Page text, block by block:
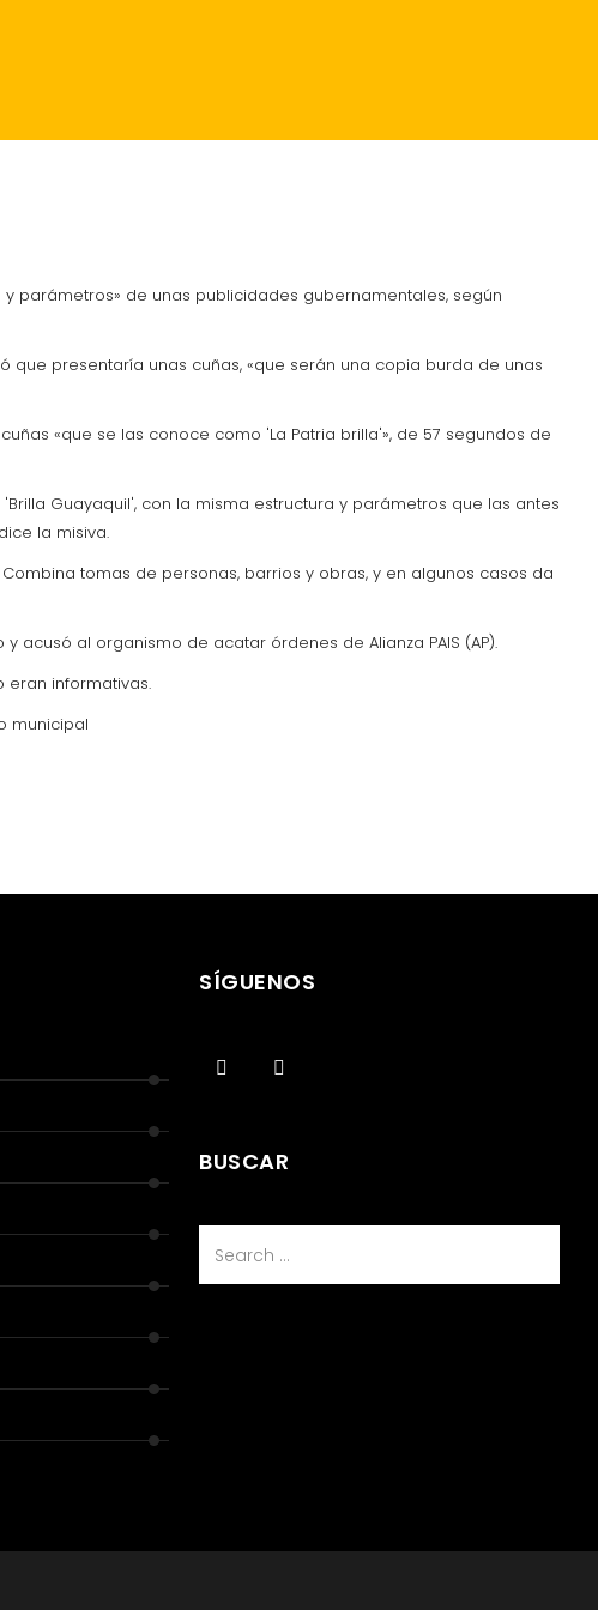
parámetros» de unas publicidades gubernamentales, según
presentaría unas cuñas, «que serán una copia burda de unas
«que se las conoce como 'La Patria brilla'», de 57 segundos de
Guayaquil', con la misma estructura y parámetros que las antes
la misiva.
tomas de personas, barrios y obras, y en algunos casos da
acusó al organismo de acatar órdenes de Alianza PAIS (AP).
eran informativas.
municipal
SÍGUENOS
BUSCAR